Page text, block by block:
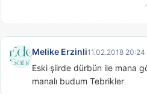
Melike Erzinli11.02.2018 20:24
Eski şiirde dürbün ile mana
manalı budum Tebrikler